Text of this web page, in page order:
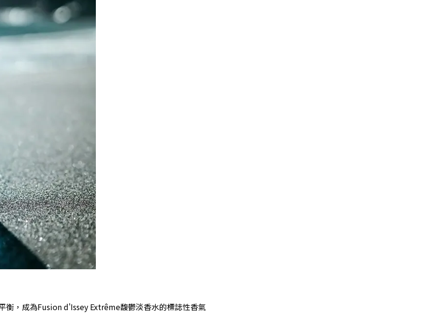
衡，成為Fusion d'Issey Extrême馥鬱淡香水的標誌性香氣